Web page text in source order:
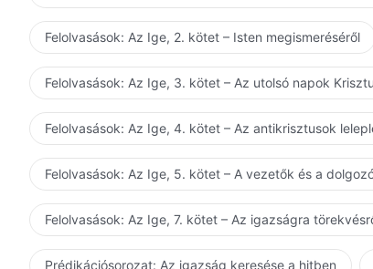
Miután elfogadtam az ítéletet, és megismertem
Azt megtapasztalva, hogy Isten természete nem
félem Istent a szívemben.
Az Ő mérhetetlen szeretete ítélete és fenyítése
A hús-vér test ellen lázadva az igazságot
Énekeljük szívből: Csak Isten a legjobb!
Örökké dicsérni fogjuk Isten szentségét és
Felolvasások: Az Ige, 2. kötet – Isten megismeréséről
Felolvasások: Az Ige, 3. kötet – Az utolsó napok
Felolvasások: Az Ige, 4. kötet – Az antikrisztusok
Felolvasások: Az Ige, 5. kötet – A vezetők és a
Felolvasások: Az Ige, 7. kötet – Az igazságra
Prédikációsorozat: Az igazság keresése a hitben